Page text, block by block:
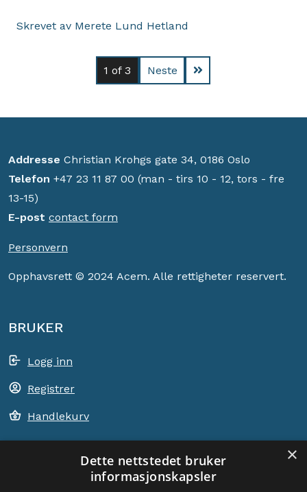
Skrevet av Merete Lund Hetland
1 of 3 Neste
Addresse Christian Krohgs gate 34, 0186 Oslo
Telefon +47 23 11 87 00 (man - tirs 10 - 12, tors - fre
13-15)
E-post contact form
Personvern
Opphavsrett © 2024 Acem. Alle rettigheter reservert.
BRUKER
Logg inn
Registrer
Handlekurv
ACEM VERDEN OVER
×
Dette nettstedet bruker
informasjonskapsler